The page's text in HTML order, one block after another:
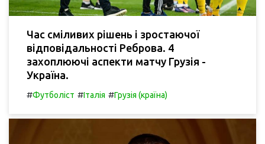
Час сміливих рішень і зростаючої
відповідальності Реброва. 4
захоплюючі аспекти матчу Грузія -
Україна.
#Футболіст #Італія #Грузія (країна)